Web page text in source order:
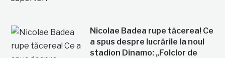
Nicolae Badea rupe tăcerea! Ce
a spus despre lucrările la noul
stadion Dinamo: „Folclor de